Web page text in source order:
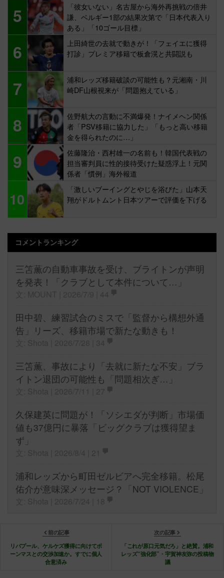
5
「彼女いない」名古屋から海外再挑戦の倍井
謙、ベルギー1部の結果次第で「日本代表入り
ある」「10ゴール目標」
6
上田綺世の去就で動きが！「フェイエに獲得
打診」プレミア移籍で板倉滉と共闘説も
7
浦和レッズ移籍破談の可能性も？元湘南・川
崎DF山根視来が「問題抱えている」
8
佐野航大の言動に不満爆発！ナイメヘン関係
者「PSV移籍に協力した」「もっと高い移籍
金を得られたのに…」
9
佐藤隆治・西村雄一の名前も！韓国代表戦の
担当審判員に性的接待受けた疑惑浮上！元関
係者「慣例」海外報道
10
「激しいブーイングとやじを浴びた」山本天
翔がドルトムント日本ツアーで評価を下げる
コメントランキング
三笘薫の自動車事故を受け、ブライトンが声明
を発表！「クラブとして本件について…」
田中碧、練習試合のミスで「監督から構想外通
告」リーズ、移籍市場で新たな動きも！
三笘薫、事故により「去就に新たな不安」ブラ
イトン退団の可能性も「問題相次ぎ…」
久保建英に問題が！「ソシエダが判断」市場価
値も37億円に暴落「ビッグクラブは獲得望ま
ず」
浦和レッズから町田ゼルビアへ完全移籍。松尾
佑介が意味深メッセージ？「NOT VIOLENCE」
前の記事
リバプール、ケルケズ獲得に向けてボ
ーンマスとの交渉加速か。すでに個人
合意済み
次の記事
「これが原口元気だろ」と絶賛。浦和
レッズ“強化部”・宇賀神友弥の投稿物
議